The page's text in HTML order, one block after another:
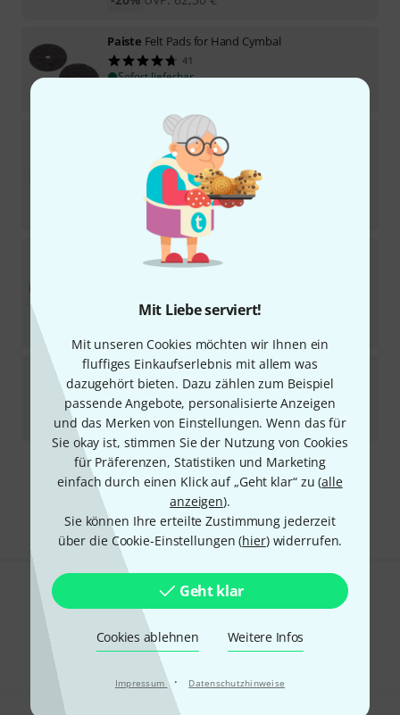
Mit Liebe serviert!
Mit unseren Cookies möchten wir Ihnen ein
fluffiges Einkaufserlebnis mit allem was
dazugehört bieten. Dazu zählen zum Beispiel
passende Angebote, personalisierte Anzeigen
und das Merken von Einstellungen. Wenn das für
Sie okay ist, stimmen Sie der Nutzung von Cookies
für Präferenzen, Statistiken und Marketing
einfach durch einen Klick auf „Geht klar“ zu (alle
anzeigen).
Sie können Ihre erteilte Zustimmung jederzeit
über die Cookie-Einstellungen (hier) widerrufen.
Geht klar
Cookies ablehnen Weitere Infos
Impressum · Datenschutzhinweise
Paiste Felt Pads for Hand Cymbal
41
Sofort lieferbar
18" Concert/Marching MH
1
Auf Anfrage
UVP:1.217 €
18" Line Symphonic Orchestra L
1.049€
Paiste 16" PST5 Band B-Stock
Sofort lieferbar
162€
Kostenloser Versand ab 29 €
Alle Preise inkl. MwSt.
Gefällt Ihnen, was Sie sehen?
Teilen Hilfe & Feedback